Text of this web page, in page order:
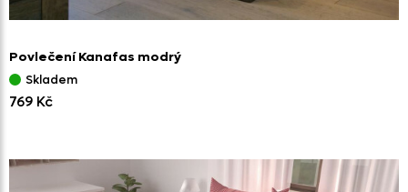
Povlečení Kanafas modrý
Skladem
769 Kč